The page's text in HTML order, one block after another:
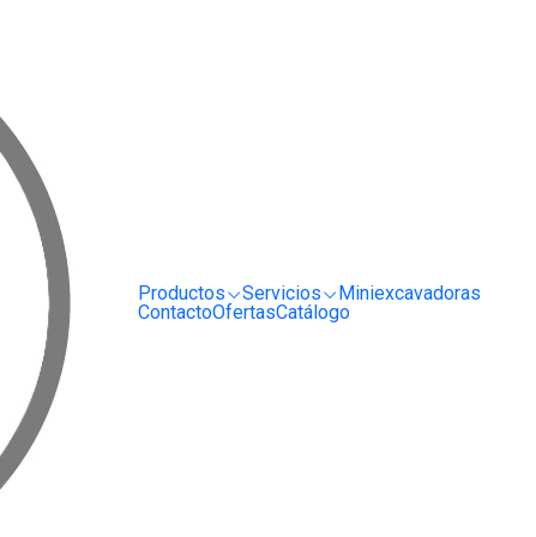
Productos Servicios
Miniexcavadoras
ContactoOfertasCatálogo
Honway HWS200
Honway HWS200E